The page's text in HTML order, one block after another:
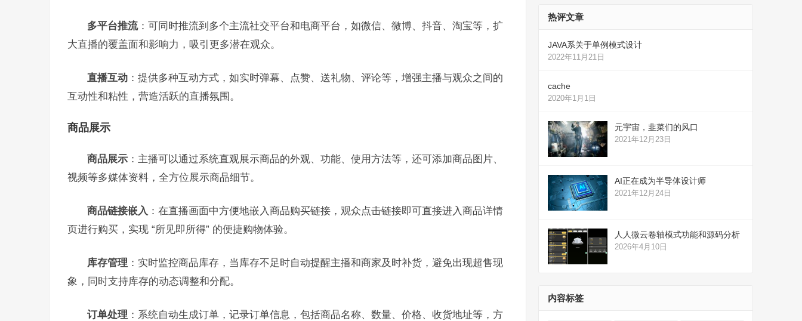
多平台推流：可同时推流到多个主流社交平台和电商平台，如微信、微博、抖音、淘宝等，扩
大直播的覆盖面和影响力，吸引更多潜在观众。
直播互动 ：提供多种互动方式，如实时弹幕、点赞、送礼物、评论等，增强主播与观众之间的
互动性和粘性，营造活跃的直播氛围。
商品展示
商品展示 ：主播可以通过系统直观展示商品的外观、功能、使用方法等，还可添加商品图片、
视频等多媒体资料，全方位展示商品细节。
商品链接嵌入 ：在直播画面中方便地嵌入商品购买链接，观众点击链接即可直接进入商品详情
页进行购买，实现 “所见即所得” 的便捷购物体验。
库存管理 ：实时监控商品库存，当库存不足时自动提醒主播和商家及时补货，避免出现超售现
象，同时支持库存的动态调整和分配。
订单处理 ：系统自动生成订单，记录订单信息，包括商品名称、数量、价格、收货地址等，方
热评文章
JAVA系关于单例模式设计
2022年11月21日
cache
2020年1月1日
元宇宙，韭菜们的风口
2021年12月23日
AI正在成为半导体设计师
2021年12月24日
人人微云卷轴模式功能和源码分析
2026年4月10日
内容标签